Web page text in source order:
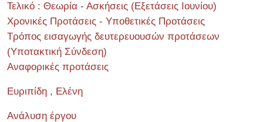
Τελικό : Θεωρία - Ασκήσεις (Εξετάσεις Ιουνίου)
Χρονικές Προτάσεις - Υποθετικές Προτάσεις
Τρόπος εισαγωγής δευτερευουσών προτάσεων
(Υποτακτική Σύνδεση)
Αναφορικές προτάσεις
Ευριπίδη , Ελένη
Ανάλυση έργου